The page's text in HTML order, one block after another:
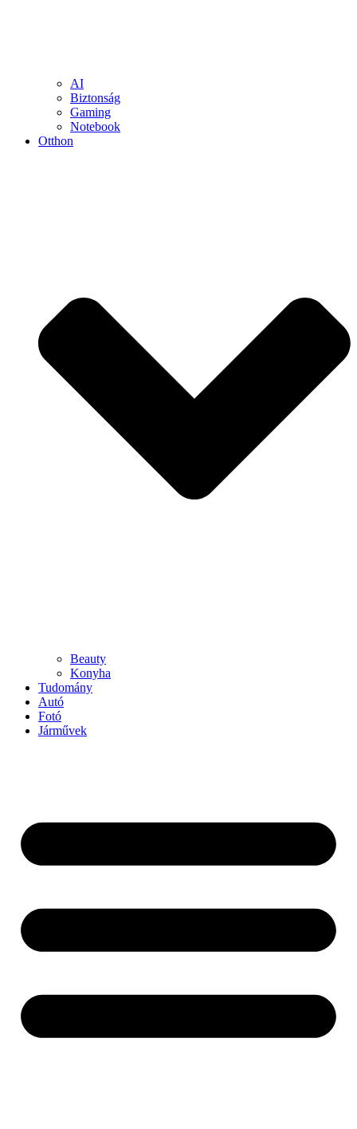
AI
Biztonság
Gaming
Notebook
Otthon
Beauty
Konyha
Tudomány
Autó
Fotó
Járművek